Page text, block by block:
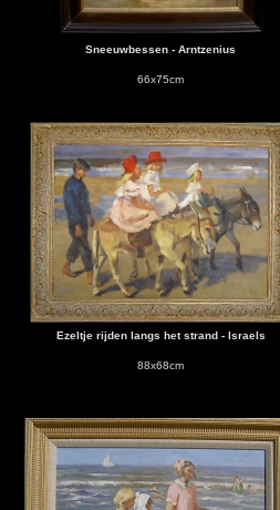
Sneeuwbessen - Arntzenius
66x75cm
Ezeltje rijden langs het strand - Israels
88x68cm